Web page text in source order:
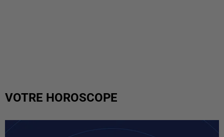
VOTRE HOROSCOPE